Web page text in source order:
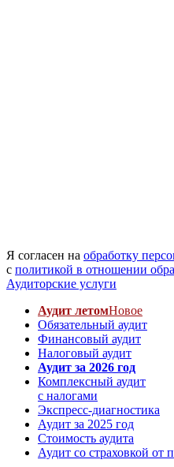
Я согласен на обработку
с политикой в отношении
Аудиторские услуги
Аудит летомНовое
Обязательный аудит
Финансовый аудит
Налоговый аудит
Аудит за 2026 год
Комплексный аудит
с налогами
Экспресс-диагностика
Аудит за 2025 год
Стоимость аудита
Аудит со страховкой